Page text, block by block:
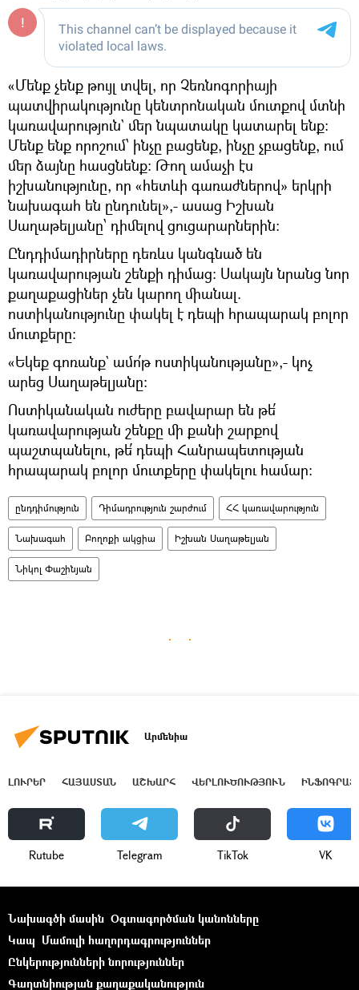
«Մենք չենք թույլ տվել, որ Չեռնոգորիայի
պատվիրակությունը կենտրոնական մուտքով մտնի
կառավարություն` մեր նպատակը կատարել ենք։
Մենք ենք որոշում՝ ինչը բացենք, ինչը չբացենք, ում
մեր ձայնը հասցնենք։ Թող ամաչի էս
իշխանությունը, որ «հետևի գառաժներով» երկրի
նախագահ են ընդունել»,- ասաց Իշխան
Սաղաթելյանը՝ դիմելով ցուցարարներին։
Ընդդիմադիրները դեռևս կանգնած են
կառավարության շենքի դիմաց։ Սակայն նրանց նոր
քաղաքացիներ չեն կարող միանալ.
ոստիկանությունը փակել է դեպի հրապարակ բոլոր
մուտքերը։
«Եկեք գոռանք` ամո՛թ ոստիկանությանը»,- կոչ
արեց Սաղաթելյանը։
Ոստիկանական ուժերը բավարար են թե՛
կառավարության շենքը մի քանի շարքով
պաշտպանելու, թե՛ դեպի Հանրապետության
հրապարակ բոլոր մուտքերը փակելու համար։
ընդդիմություն Դիմադրություն շարժում ՀՀ կառավարություն
Նախագահ Բողոքի ակցիա Իշխան Սաղաթելյան
Նիկոլ Փաշինյան
Արմենիա
ԼՈՒՐԵՐ ՀԱՅԱՍՏԱՆ ԱՇԽԱՐՀ ՎԵՐԼՈՒԾՈՒԹՅՈՒՆ
Rutube Telegram ТikТоk VK
Նախագծի մասին Օգտագործման կանոնները
Կապ Մամուլի հաղորդագրություններ
Ընկերությունների նորություններ
Գաղտնիության քաղաքականություն